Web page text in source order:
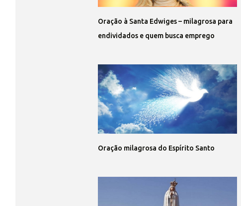
Oração à Santa Edwiges – milagrosa para
endividados e quem busca emprego
Oração milagrosa do Espírito Santo